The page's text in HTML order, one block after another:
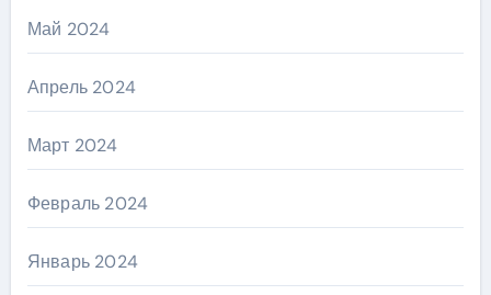
Май 2024
Апрель 2024
Март 2024
Февраль 2024
Январь 2024